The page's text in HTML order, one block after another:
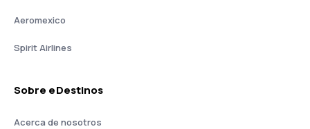
Aeromexico
Spirit Airlines
Sobre eDestinos
Acerca de nosotros